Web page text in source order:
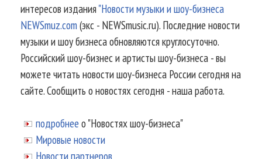
интересов издания"Новости музыки и шоу-бизнеса
NEWSmuz.com(экс - NEWSmusic.ru). Последние новости
музыки и шоу бизнеса обновляются круглосуточно.
Российский шоу-бизнес и артисты шоу-бизнеса - вы
можете читать новости шоу-бизнеса России сегодня на
сайте. Сообщить о новостях сегодня - наша работа.
подробнее о "Новостях шоу-бизнеса"
Мировые новости
Новости партнеров